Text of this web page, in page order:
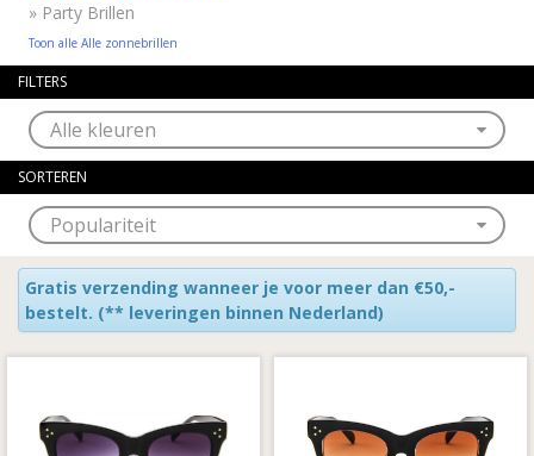
» Party Brillen
Toon alle Alle zonnebrillen
FILTERS
SORTEREN
Gratis verzending wanneer je voor meer dan €50,-
bestelt. (** leveringen binnen Nederland)